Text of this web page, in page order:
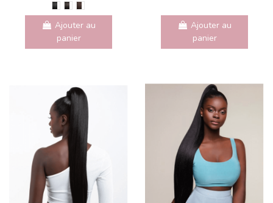
Ajouter au
panier
Ajouter au
panier